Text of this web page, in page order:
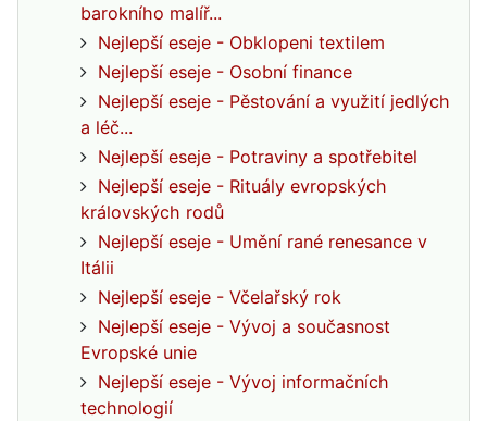
barokního malíř...
Nejlepší eseje - Obklopeni textilem
Nejlepší eseje - Osobní finance
Nejlepší eseje - Pěstování a využití jedlých
a léč...
Nejlepší eseje - Potraviny a spotřebitel
Nejlepší eseje - Rituály evropských
královských rodů
Nejlepší eseje - Umění rané renesance v
Itálii
Nejlepší eseje - Včelařský rok
Nejlepší eseje - Vývoj a současnost
Evropské unie
Nejlepší eseje - Vývoj informačních
technologií